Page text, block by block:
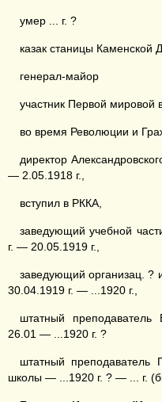
умер ... г. ?
казак станицы Каменской
генерал-майор
участник Первой мировой
во время Революции и
директор
— 2.05.1918 г.,
вступил в РККА,
заведующий учебной
г. — 20.05.1919 г.,
заведующий организац. ?
30.04.1919 г. — ...1920 г.,
штатный
26.01 — ...1920 г. ?
штатный преподаватель
школы — ...1920 г. ? — ... г.